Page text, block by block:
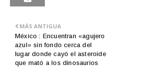
MÁS ANTIGUA
México : Encuentran «agujero
azul» sin fondo cerca del
lugar donde cayó el asteroide
que mató a los dinosaurios